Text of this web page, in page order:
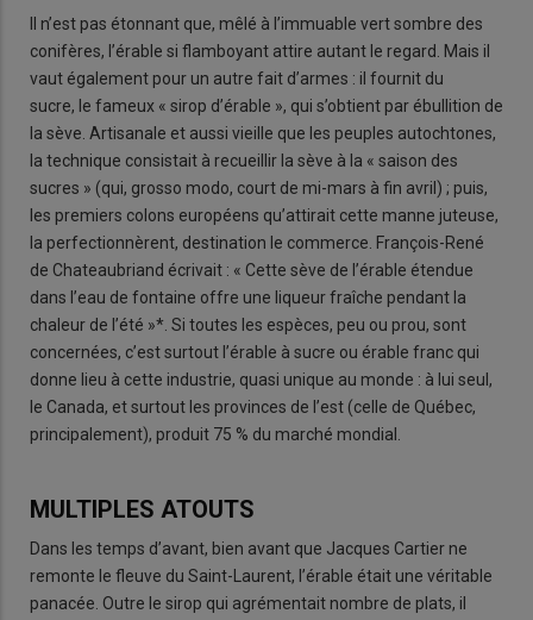
Il n’est pas étonnant que, mêlé à l’immuable vert sombre des
conifères, l’érable si flamboyant attire autant le regard. Mais il
vaut également pour un autre fait d’armes : il fournit du
sucre, le fameux « sirop d’érable », qui s’obtient par ébullition de
la sève. Artisanale et aussi vieille que les peuples autochtones,
la technique consistait à recueillir la sève à la « saison des
sucres » (qui, grosso modo, court de mi-mars à fin avril) ; puis,
les premiers colons européens qu’attirait cette manne juteuse,
la perfectionnèrent, destination le commerce. François-René
de Chateaubriand écrivait : « Cette sève de l’érable étendue
dans l’eau de fontaine offre une liqueur fraîche pendant la
chaleur de l’été »*. Si toutes les espèces, peu ou prou, sont
concernées, c’est surtout l’érable à sucre ou érable franc qui
donne lieu à cette industrie, quasi unique au monde : à lui seul,
le Canada, et surtout les provinces de l’est (celle de Québec,
principalement), produit 75 % du marché mondial.
MULTIPLES ATOUTS
Dans les temps d’avant, bien avant que Jacques Cartier ne
remonte le fleuve du Saint-Laurent, l’érable était une véritable
panacée. Outre le sirop qui agrémentait nombre de plats, il